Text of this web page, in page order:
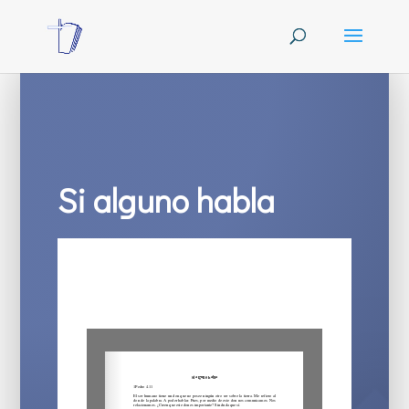
Si alguno habla